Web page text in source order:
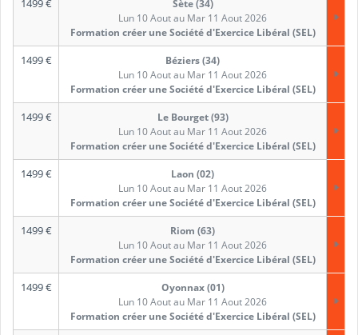
1499€
Sète (34)
Lun 10 Aout au Mar 11 Aout 2026
Formation créer une Société d'Exercice Libéral (SEL)
1499€
Béziers (34)
Lun 10 Aout au Mar 11 Aout 2026
Formation créer une Société d'Exercice Libéral (SEL)
1499€
Le Bourget (93)
Lun 10 Aout au Mar 11 Aout 2026
Formation créer une Société d'Exercice Libéral (SEL)
1499€
Laon (02)
Lun 10 Aout au Mar 11 Aout 2026
Formation créer une Société d'Exercice Libéral (SEL)
1499€
Riom (63)
Lun 10 Aout au Mar 11 Aout 2026
Formation créer une Société d'Exercice Libéral (SEL)
1499€
Oyonnax (01)
Lun 10 Aout au Mar 11 Aout 2026
Formation créer une Société d'Exercice Libéral (SEL)